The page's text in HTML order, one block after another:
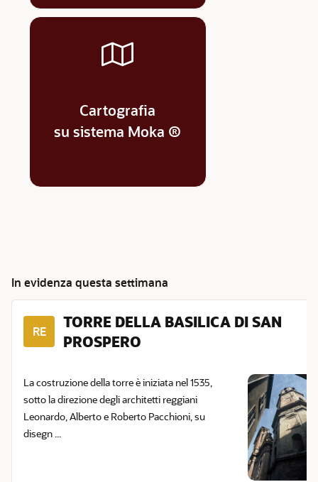
Cartografia
su sistema Moka ®
In evidenza questa settimana
RE
TORRE DELLA BASILICA DI SAN
PROSPERO
La costruzione della torre è iniziata nel 1535,
sotto la direzione degli architetti reggiani
Leonardo, Alberto e Roberto Pacchioni, su
disegn ...